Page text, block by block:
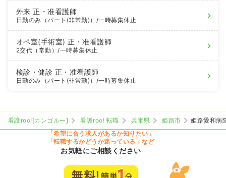
外来正・准看護師
日勤のみ（パート(非常勤)） /一時募集休止
オペ室(手術室)正・准看護師
2交代（常勤）/一時募集休止
検診・健診 正・准看護師
日勤のみ（パート(非常勤)） /一時募集休止
看護roo![カンゴルー] 看護roo! 転職 兵庫県 姫路市
姫路愛和病
「希望に合う求人があるか知りたい」
「転職するかどうか迷っている」など
お気軽にご相談ください